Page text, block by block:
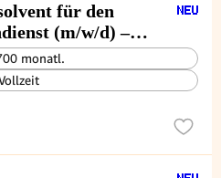
für den
(m/w/d) –
monatl.